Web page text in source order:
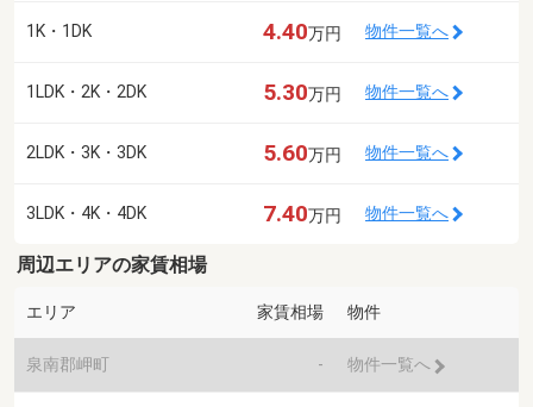
1K・1DK 4.40万円 物件一覧へ
1LDK・2K・2DK 5.30万円 物件一覧へ
2LDK・3K・3DK 5.60万円 物件一覧へ
3LDK・4K・4DK 7.40万円 物件一覧へ
周辺エリアの家賃相場
エリア 家賃相場 物件
泉南郡岬町 - 物件一覧へ